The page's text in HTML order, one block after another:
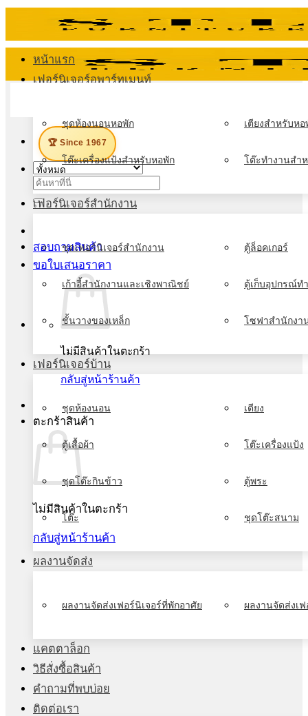
ยัง
เนื้อหา
🏆 Since 1967
ค้นหา:
สอบถามสินค้า
ขอใบเสนอราคา
ไม่มีสินค้าในตะกร้า
กลับสู่หน้าร้านค้า
ตะกร้าสินค้า
ไม่มีสินค้าในตะกร้า
กลับสู่หน้าร้านค้า
หน้าแรก
เฟอร์นิเจอร์อพาร์ทเมนท์
ชุดห้องนอนหอพัก เตียงสำหรับหอ
โต๊ะเครื่องแป้งสำหรับหอพัก โต๊ะทำงานสำ
เฟอร์นิเจอร์สำนักงาน
ชุดเฟอร์นิเจอร์สำนักงาน ตู้ล็อคเกอร์
เก้าอี้สำนักงานและเชิงพาณิชย์ ตู้เก็บอุปกรณ์ท
ชั้นวางของเหล็ก โซฟาสำนักงา
เฟอร์นิเจอร์บ้าน
ชุดห้องนอน เตียง
ตู้เสื้อผ้า โต๊ะเครื่องแป้ง
ชุดโต๊ะกินข้าว ตู้พระ
โต๊ะ ชุดโต๊ะสนาม
ผลงานจัดส่ง
ผลงานจัดส่งเฟอร์นิเจอร์ที่พักอาศัย ผลงานจัดส่งเ
แคตตาล็อก
วิธีสั่งซื้อสินค้า
คำถามที่พบบ่อย
ติดต่อเรา